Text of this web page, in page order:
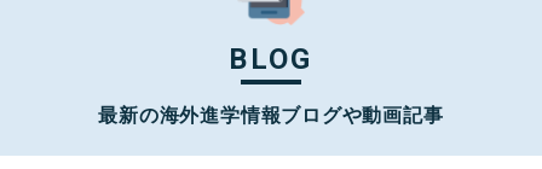
BLOG
最新の海外進学情報ブログや動画記事